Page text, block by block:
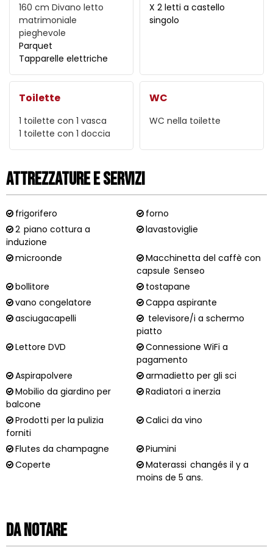
160 cm Divano letto
matrimoniale
pieghevole
Parquet
Tapparelle elettriche
X 2 letti a castello
singolo
Toilette
1 toilette con 1 vasca
1 toilette con 1 doccia
WC
WC nella toilette
Attrezzature e Servizi
frigorifero
forno
2 piano cottura a
induzione
lavastoviglie
microonde
Macchinetta del caffè con
capsule Senseo
bollitore
tostapane
vano congelatore
Cappa aspirante
asciugacapelli
televisore/i a schermo
piatto
Lettore DVD
Connessione WiFi a
pagamento
Aspirapolvere
armadietto per gli sci
Mobilio da giardino per
balcone
Radiatori a inerzia
Prodotti per la pulizia
forniti
Calici da vino
Flutes da champagne
Piumini
Coperte
Materassi changés il y a
moins de 5 ans.
Da notare